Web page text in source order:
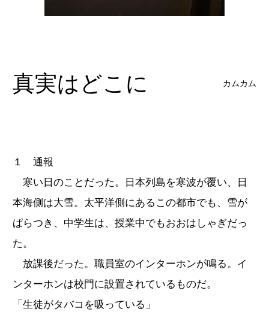
真実はどこに カムカム
１ 通報
寒い日のことだった。日本列島を寒波が覆い、日
本海側は大雪。太平洋側にあるこの都市でも、雪が
ぱらつき、中学生は、授業中でもおおはしゃぎだっ
た。
放課後だった。職員室のインターホンが鳴る。イ
ンターホンは校門に設置されているものだ。
「生徒がタバコを吸っている」